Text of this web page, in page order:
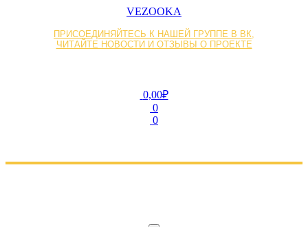
VEZOOKA
ПРИСОЕДИНЯЙТЕСЬ К НАШЕЙ ГРУППЕ В ВК,
ЧИТАЙТЕ НОВОСТИ И ОТЗЫВЫ О ПРОЕКТЕ
0,00₽
0
0